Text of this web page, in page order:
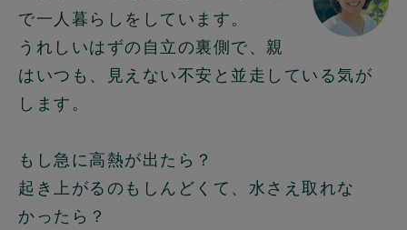
で一人暮らしをしています。
うれしいはずの自立の裏側で、親
はいつも、見えない不安と並走している気が
します。
もし急に高熱が出たら？
起き上がるのもしんどくて、水さえ取れな
かったら？